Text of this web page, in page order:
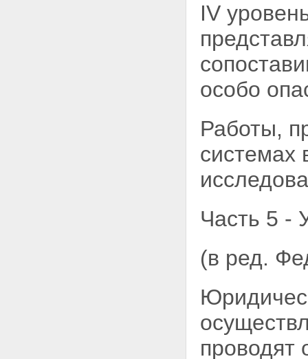
IV
особо
Работы,
Часть 5 -
(в ред.
проводят